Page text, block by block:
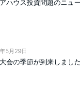
ハウス投資問題のニュ
5月29日
会の季節が到来しました